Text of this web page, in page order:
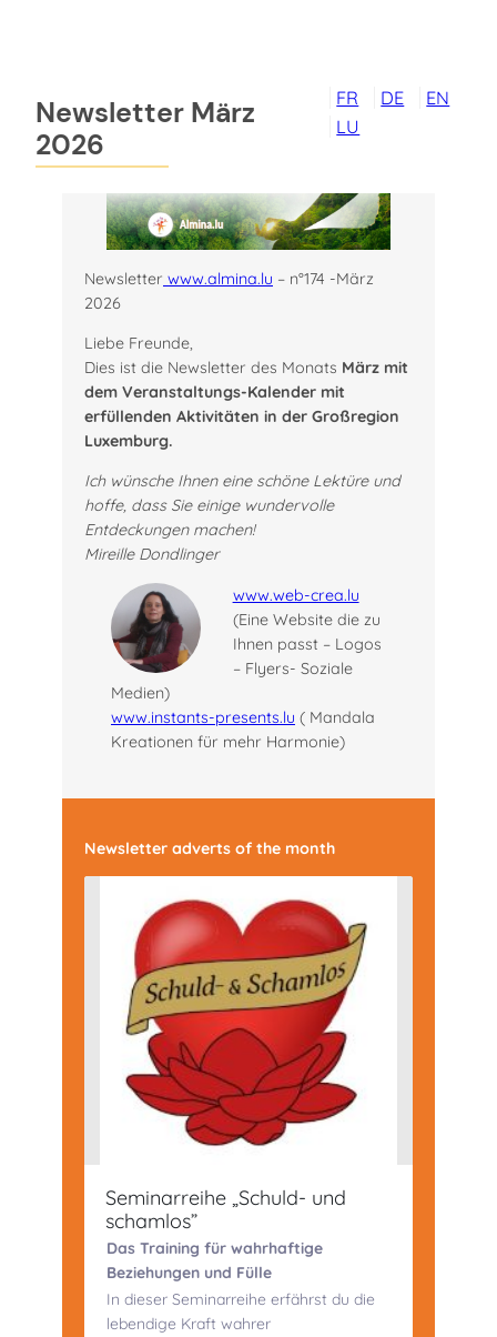
Newsletter März
2026
FR DE
EN
LU
Newsletter www.almina.lu – n°174 -März
2026
Liebe Freunde,
Dies ist die Newsletter des Monats März mit
dem Veranstaltungs-Kalender mit
erfüllenden Aktivitäten in der Großregion
Luxemburg.
Ich wünsche Ihnen eine schöne Lektüre und
hoffe, dass Sie einige wundervolle
Entdeckungen machen!
Mireille Dondlinger
www.web-crea.lu
(Eine Website die zu
Ihnen passt – Logos
– Flyers- Soziale
Medien)
www.instants-presents.lu ( Mandala
Kreationen für mehr Harmonie)
Newsletter adverts of the month
Seminarreihe „Schuld- und
schamlos”
Das Training für wahrhaftige
Beziehungen und Fülle
In dieser Seminarreihe erfährst du die
lebendige Kraft wahrer